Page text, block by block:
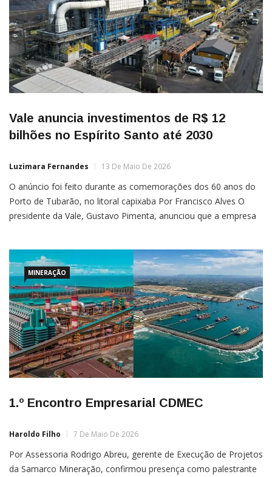
Vale anuncia investimentos de R$ 12
bilhões no Espírito Santo até 2030
Luzimara Fernandes 13 De Maio De 2026
O anúncio foi feito durante as comemorações dos 60 anos do
Porto de Tubarão, no litoral capixaba Por Francisco Alves O
presidente da Vale, Gustavo Pimenta, anunciou que a empresa
projetos de gestão hídrica, modernização das […]
MINERAÇÃO
1.º Encontro Empresarial CDMEC
Haroldo Filho 7 De Maio De 2026
Por Assessoria Rodrigo Abreu, gerente de Execução de Projetos
da Samarco Mineração, confirmou presença como palestrante